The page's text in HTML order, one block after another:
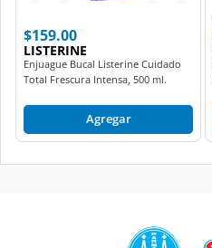
$159.00
LISTERINE
Enjuague Bucal Listerine Cuidado
Total Frescura Intensa, 500 ml.
Agregar